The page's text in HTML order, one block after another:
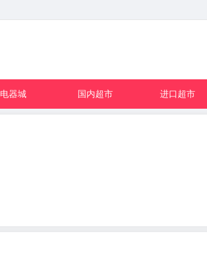
电器城 国内超市 进口超市